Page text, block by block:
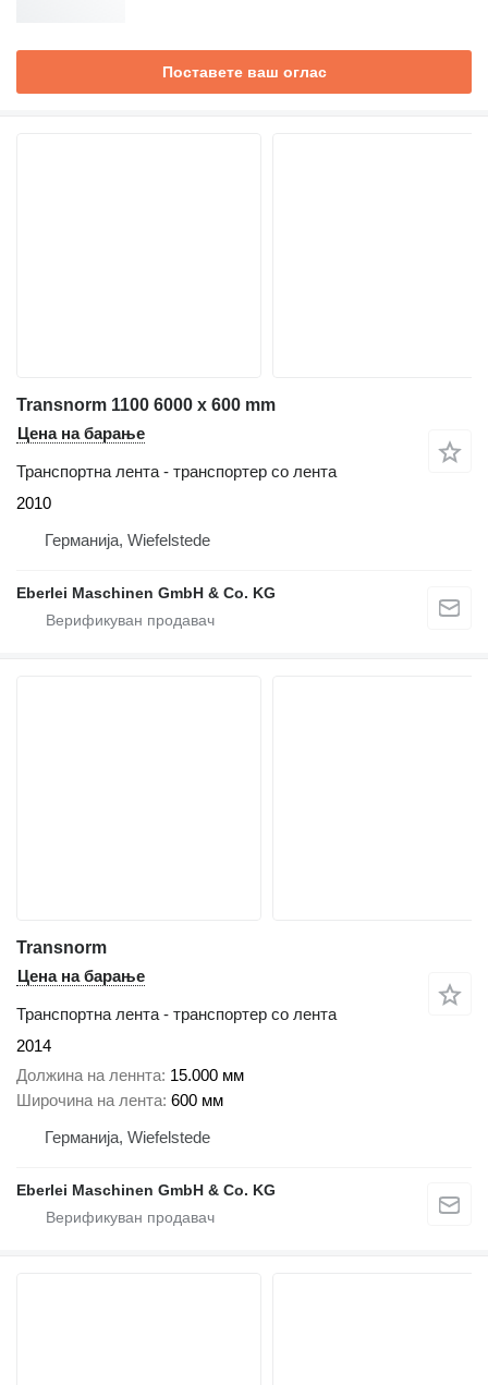
Поставете ваш оглас
Transnorm 1100 6000 x 600 mm
Цена на барање
Транспортна лента - транспортер со лента
2010
Германија, Wiefelstede
Eberlei Maschinen GmbH & Co. KG
Transnorm
Цена на барање
Транспортна лента - транспортер со лента
2014
Должина на леннта 15.000 мм
Широчина на лента 600 мм
Германија, Wiefelstede
Eberlei Maschinen GmbH & Co. KG